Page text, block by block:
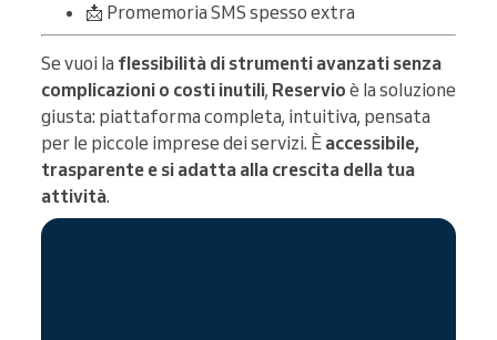
📩 Promemoria SMS spesso extra
Se vuoi la flessibilità di strumenti avanzati senza
complicazioni o costi inutili, Reservio è la soluzione
giusta: piattaforma completa, intuitiva, pensata
per le piccole imprese dei servizi. È accessibile,
trasparente e si adatta alla crescita della tua
attività.